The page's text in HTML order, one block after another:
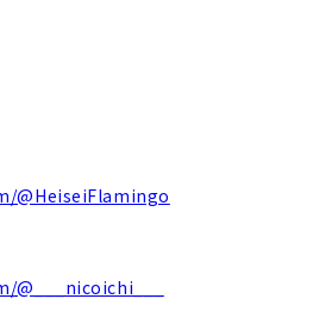
@HeiseiFlamingo